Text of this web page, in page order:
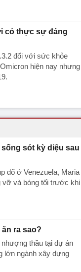
có thực sự đáng
đối với sức khỏe
hiện nay nhưng
sót kỳ diệu sau
đổ ở Venezuela, Maria
vỡ và bóng tối trước khi
ra sao?
thầu tại dự án
lớn ngành xây dựng